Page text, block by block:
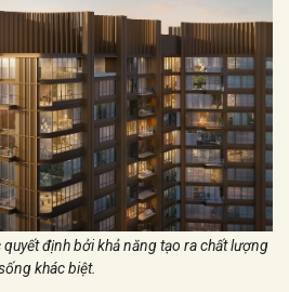
định bởi khả năng tạo ra chất lượng
khác biệt.